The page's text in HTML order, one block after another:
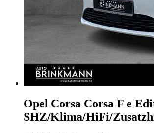
Opel Corsa Corsa F e
SHZ/Klima/HiFi/